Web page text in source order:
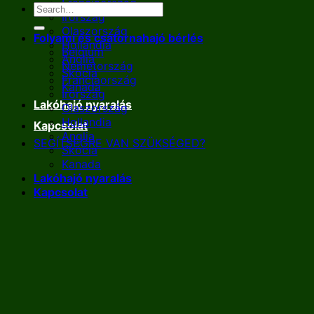
Franciaország
Írország
Olaszország
Hollandia
Anglia
Skócia
Kanada
Lakóhajó nyaralás
Kapcsolat
SEGÍTSÉGRE VAN SZÜKSÉGED?
Folyami és csatornahajó bérlés
Belgium
Németország
Franciaország
Írország
Olaszország
Hollandia
Anglia
Skócia
Kanada
Lakóhajó nyaralás
Kapcsolat